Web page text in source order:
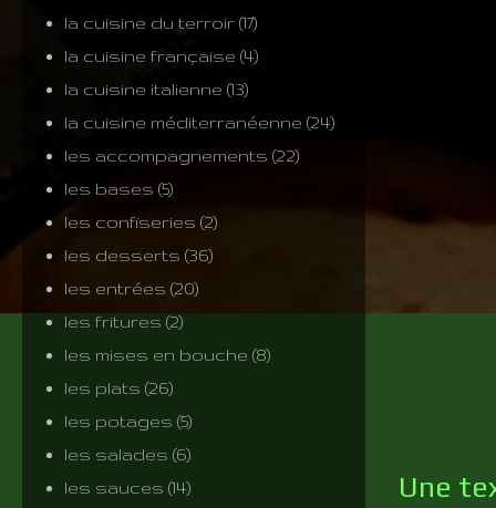
Une
la cuisine du terroir (17)
la cuisine française (4)
la cuisine italienne (13)
la cuisine méditerranéenne (24)
les accompagnements (22)
les bases (5)
les confiseries (2)
les desserts (36)
les entrées (20)
les fritures (2)
les mises en bouche (8)
les plats (26)
les potages (5)
les salades (6)
les sauces (14)